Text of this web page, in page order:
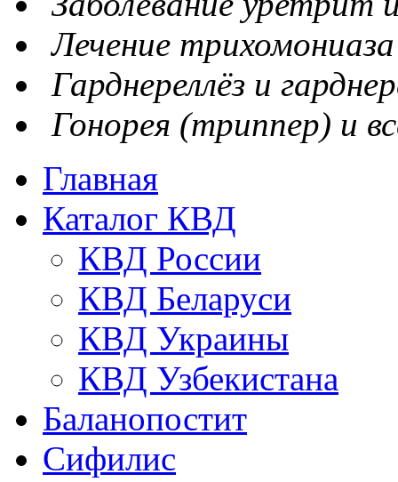
Лечение
Гарднереллёз и
Гонорея (триппер) и
Главная
Каталог КВД
КВД России
КВД Беларуси
КВД Украины
КВД Узбекистана
Баланопостит
Сифилис